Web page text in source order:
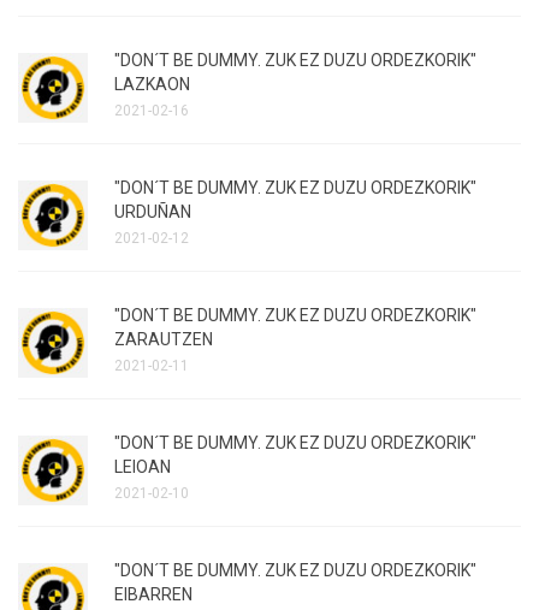
"DON´T BE DUMMY. ZUK EZ DUZU ORDEZKORIK"
LAZKAON
2021-02-16
"DON´T BE DUMMY. ZUK EZ DUZU ORDEZKORIK"
URDUÑAN
2021-02-12
"DON´T BE DUMMY. ZUK EZ DUZU ORDEZKORIK"
ZARAUTZEN
2021-02-11
"DON´T BE DUMMY. ZUK EZ DUZU ORDEZKORIK"
LEIOAN
2021-02-10
"DON´T BE DUMMY. ZUK EZ DUZU ORDEZKORIK"
EIBARREN